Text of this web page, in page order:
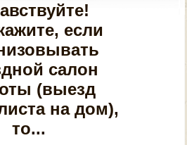
если
салон
(выезд
на дом),
то...